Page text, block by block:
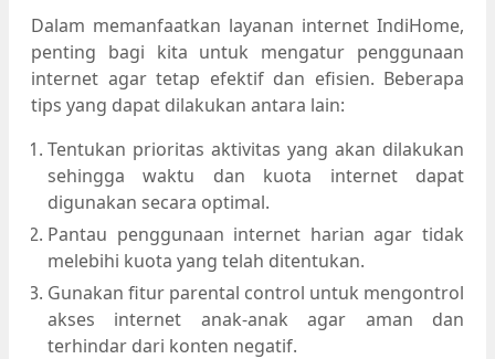
Dalam memanfaatkan layanan internet IndiHome,
penting bagi kita untuk mengatur penggunaan
internet agar tetap efektif dan efisien. Beberapa
tips yang dapat dilakukan antara lain:
Tentukan prioritas aktivitas yang akan dilakukan
sehingga waktu dan kuota internet dapat
digunakan secara optimal.
Pantau penggunaan internet harian agar tidak
melebihi kuota yang telah ditentukan.
Gunakan fitur parental control untuk mengontrol
akses internet anak-anak agar aman dan
terhindar dari konten negatif.